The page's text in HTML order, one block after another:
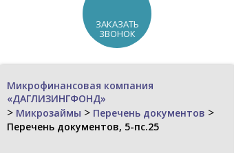
ЗАКАЗАТЬ
ЗВОНОК
Микрофинансовая компания
«ДАГЛИЗИНГФОНД»
> Микрозаймы > Перечень документов >
Перечень документов, 5-пс.25